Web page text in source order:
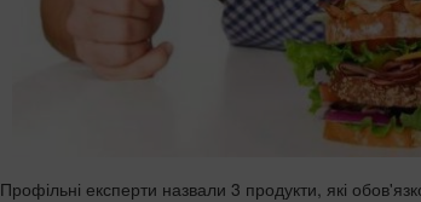
Профільні експерти назвали 3 продукти, які